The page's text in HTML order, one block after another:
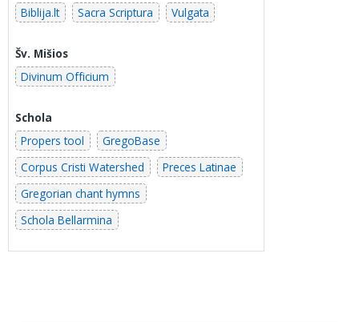
Biblija.lt
Sacra Scriptura Vulgata
Šv. Mišios
Divinum Officium
Schola
Propers tool
GregoBase
Corpus Cristi Watershed
Preces Latinae
Gregorian chant hymns
Schola Bellarmina